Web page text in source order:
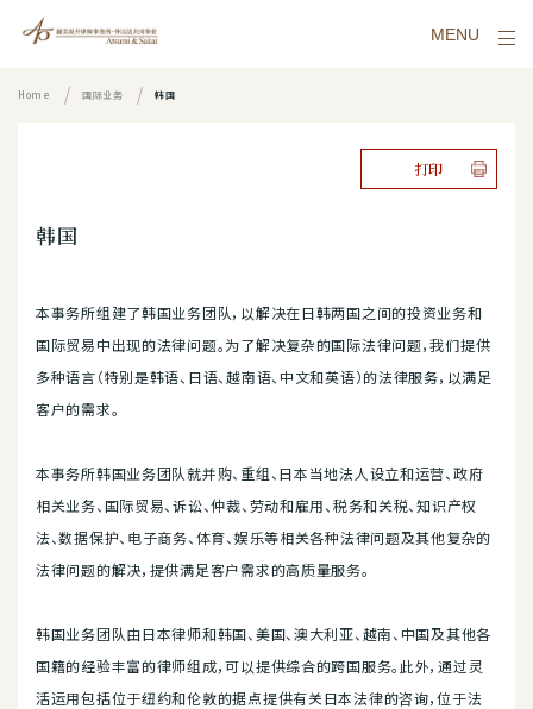
MENU
Home 国际业务 韩国
打印
韩国
本事务所组建了韩国业务团队，以解决在日韩两国之间的投资业务和
国际贸易中出现的法律问题。为了解决复杂的国际法律问题，我们提供
多种语言（特别是韩语、日语、越南语、中文和英语）的法律服务，以满足
客户的需求。
本事务所韩国业务团队就并购、重组、日本当地法人设立和运营、政府
相关业务、国际贸易、诉讼、仲裁、劳动和雇用、税务和关税、知识产权
法、数据保护、电子商务、体育、娱乐等相关各种法律问题及其他复杂的
法律问题的解决，提供满足客户需求的高质量服务。
韩国业务团队由日本律师和韩国、美国、澳大利亚、越南、中国及其他各
国籍的经验丰富的律师组成，可以提供综合的跨国服务。此外，通过灵
活运用包括位于纽约和伦敦的据点提供有关日本法律的咨询，位于法